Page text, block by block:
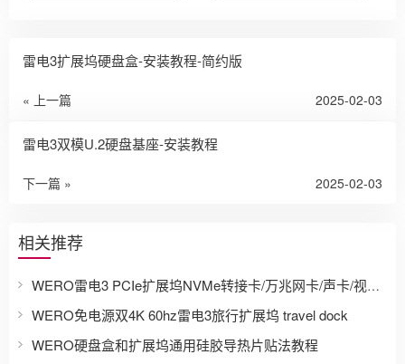
雷电3扩展坞硬盘盒-安装教程-简约版
« 上一篇 2025-02-03
雷电3双模U.2硬盘基座-安装教程
下一篇 » 2025-02-03
相关推荐
WERO雷电3 PCIe扩展坞NVMe转接卡/万兆网卡/声卡/视频采集卡/DMA Thunderbolt 3 PCIe Dock
WERO免电源双4K 60hz雷电3旅行扩展坞 travel dock
WERO硬盘盒和扩展坞通用硅胶导热片贴法教程